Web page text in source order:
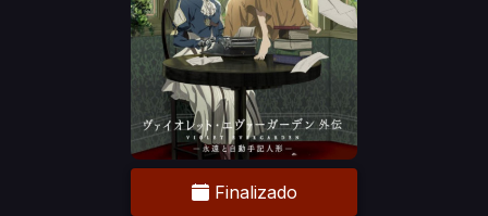
Finalizado